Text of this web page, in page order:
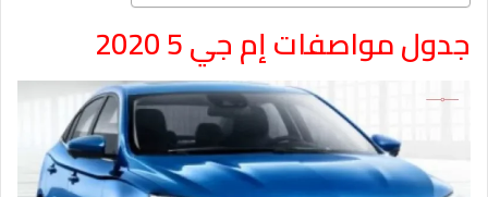
جدول مواصفات إم جي 5 2020